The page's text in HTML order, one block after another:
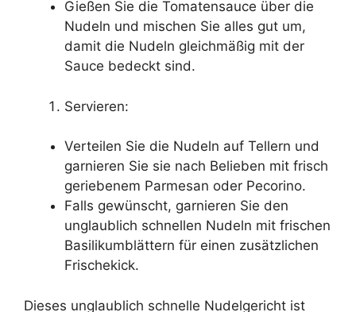
Gießen Sie die Tomatensauce über die
Nudeln und mischen Sie alles gut um,
damit die Nudeln gleichmäßig mit der
Sauce bedeckt sind.
Servieren:
Verteilen Sie die Nudeln auf Tellern und
garnieren Sie sie nach Belieben mit frisch
geriebenem Parmesan oder Pecorino.
Falls gewünscht, garnieren Sie den
unglaublich schnellen Nudeln mit frischen
Basilikumblättern für einen zusätzlichen
Frischekick.
Dieses unglaublich schnelle Nudelgericht ist